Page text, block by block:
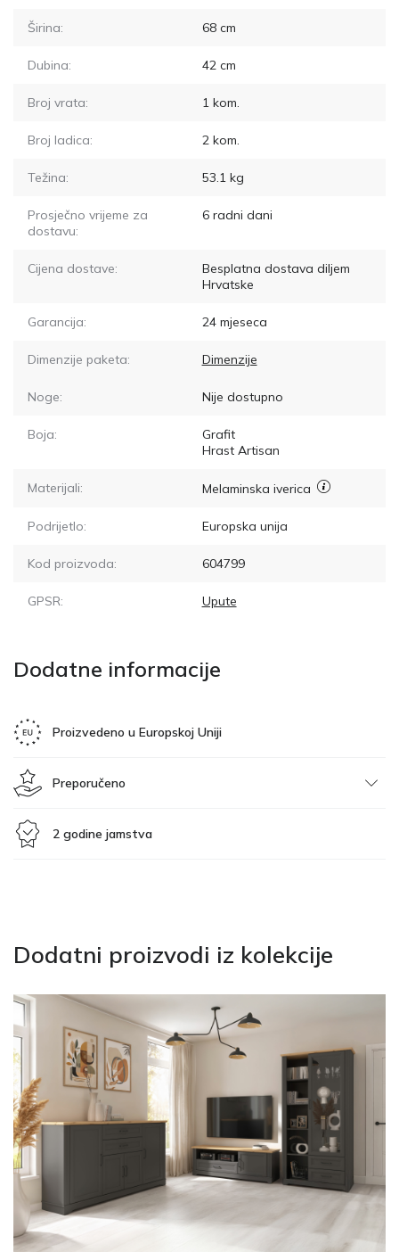
Širina: 68cm
Dubina: 42cm
Broj vrata: 1kom.
Broj ladica: 2kom.
Težina: 53.1kg
Prosječno vrijeme za
dostavu:
6radni dani
Cijena dostave:
Besplatna dostava diljem
Hrvatske
Garancija: 24 mjeseca
Dimenzije paketa: Dimenzije
Noge: Nije dostupno
Boja:
Grafit
Hrast Artisan
Materijali: Melaminska iverica
Podrijetlo: Europska unija
Kod proizvoda: 604799
GPSR: Upute
Dodatne informacije
Proizvedeno u Europskoj Uniji
Preporučeno
2 godine jamstva
Dodatni proizvodi iz kolekcije